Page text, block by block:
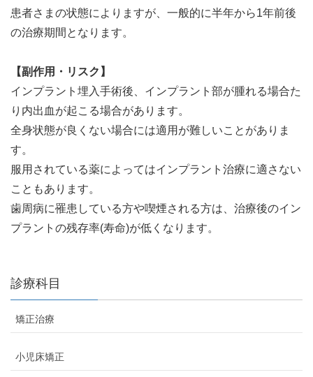
患者さまの状態によりますが、一般的に半年から1年前後
の治療期間となります。
【副作用・リスク】
インプラント埋入手術後、インプラント部が腫れる場合た
り内出血が起こる場合があります。
全身状態が良くない場合には適用が難しいことがありま
す。
服用されている薬によってはインプラント治療に適さない
こともあります。
歯周病に罹患している方や喫煙される方は、治療後のイン
プラントの残存率(寿命)が低くなります。
診療科目
矯正治療
小児床矯正